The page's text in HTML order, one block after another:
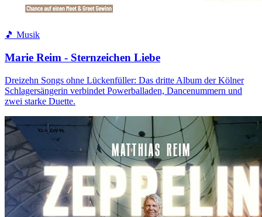
🎵 Musik
Marie Reim - Sternzeichen Liebe
Dreizehn Songs ohne Lückenfüller: Das dritte Album der Kölner
Schlagersängerin verbindet Powerballaden, Dancenummern und
zwei starke Duette.